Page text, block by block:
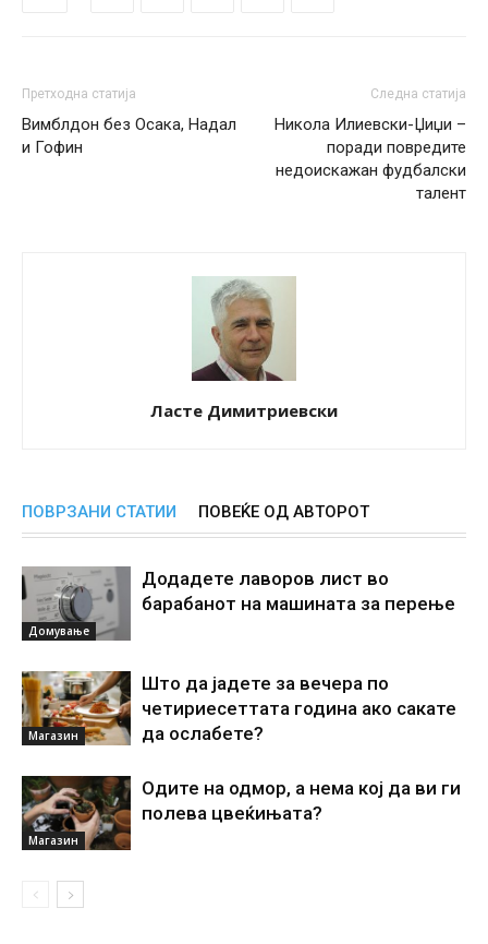
Претходна статија
Вимблдон без Осака, Надал
и Гофин
Следна статија
Никола Илиевски-Џиџи –
поради повредите
недоискажан фудбалски
талент
Ласте Димитриевски
ПОВРЗАНИ СТАТИИ ПОВЕЌЕ ОД АВТОРОТ
Домување
Додадете лаворов лист во
барабанот на машината за перење
Магазин
Што да јадете за вечера по
четириесеттата година ако сакате
да ослабете?
Магазин
Одите на одмор, а нема кој да ви ги
полева цвеќињата?